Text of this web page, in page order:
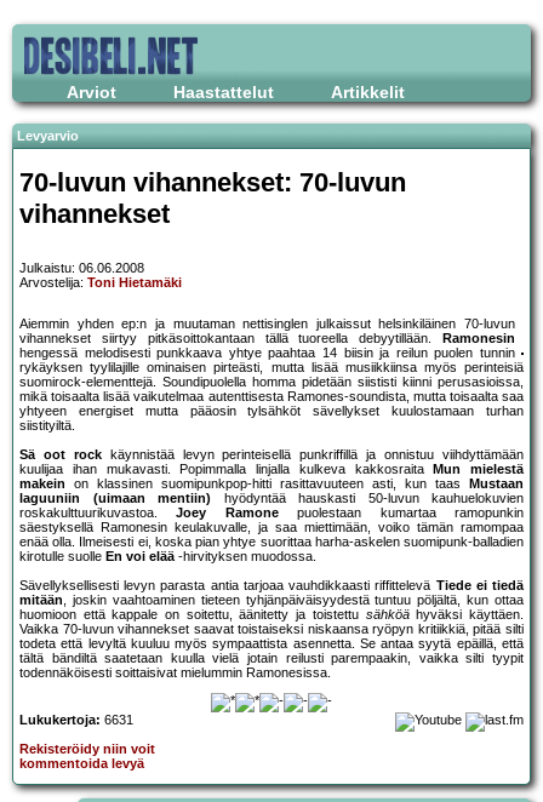
Arviot Haastattelut Artikkelit
Levyarvio
70-luvun vihannekset: 70-luvun
vihannekset
Julkaistu: 06.06.2008
Arvostelija: Toni Hietamäki
Aiemmin yhden ep:n ja muutaman nettisinglen julkaissut helsinkiläinen 70-luvun
vihannekset siirtyy pitkäsoittokantaan tällä tuoreella debyytillään.
Ramonesin
hengessä melodisesti punkkaava yhtye paahtaa 14 biisin ja reilun puolen tunnin
rykäyksen tyylilajille ominaisen pirteästi, mutta lisää musiikkiinsa myös perinteisiä
suomirock-elementtejä. Soundipuolella homma pidetään siististi kiinni perusasioissa,
mikä toisaalta lisää vaikutelmaa autenttisesta Ramones-soundista, mutta toisaalta saa
yhtyeen energiset mutta pääosin tylsähköt sävellykset kuulostamaan turhan
siistityiltä.
Sä oot rockkäynnistää levyn perinteisellä punkriffillä ja onnistuu viihdyttämään
kuulijaa ihan mukavasti. Popimmalla linjalla kulkeva kakkosraita
Mun mielestä
makein on klassinen suomipunkpop-hitti rasittavuuteen asti, kun taas
Mustaan
laguuniin (uimaan mentiin) hyödyntää hauskasti 50-luvun kauhuelokuvien
roskakulttuurikuvastoa.Joey Ramonepuolestaan kumartaa ramopunkin
säestyksellä Ramonesin keulakuvalle, ja saa miettimään, voiko tämän ramompaa
enää olla. Ilmeisesti ei, koska pian yhtye suorittaa harha-askelen suomipunk-balladien
kirotulle suolle En voi elää-hirvityksen muodossa.
Sävellyksellisesti levyn parasta antia tarjoaa vauhdikkaasti riffittelevä Tiede ei tiedä
mitään, joskin vaahtoaminen tieteen tyhjänpäiväisyydestä tuntuu pöljältä, kun ottaa
huomioon että kappale on soitettu, äänitetty ja toistettu sähköähyväksi käyttäen.
Vaikka 70-luvun vihannekset saavat toistaiseksi niskaansa ryöpyn kritiikkiä, pitää silti
todeta että levyltä kuuluu myös sympaattista asennetta. Se antaa syytä epäillä, että
tältä bändiltä saatetaan kuulla vielä jotain reilusti parempaakin, vaikka silti tyypit
todennäköisesti soittaisivat mielummin Ramonesissa.
Lukukertoja: 6631
Rekisteröidy niin voit
kommentoida levyä